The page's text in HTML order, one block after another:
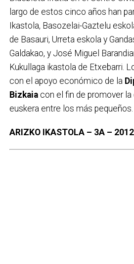
largo de estos cinco años han
Ikastola, Basozelai-Gaztelu
de Basauri, Urreta eskola y
Galdakao, y José Miguel
Kukullaga ikastola de Etxebarri.
con el apoyo económico de la
Bizkaiacon el fin de promover
euskera entre los más pequeños.
ARIZKO IKASTOLA – 3A –